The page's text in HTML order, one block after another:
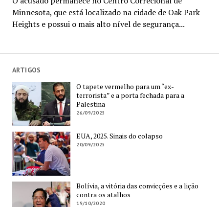
Minnesota, que está localizado na cidade de Oak Park
Heights e possui o mais alto nível de segurança...
ARTIGOS
O tapete vermelho para um “ex-
terrorista” e a porta fechada para a
Palestina
26/09/2025
EUA, 2025. Sinais do colapso
20/09/2025
Bolívia, a vitória das convicções e a lição
contra os atalhos
19/10/2020